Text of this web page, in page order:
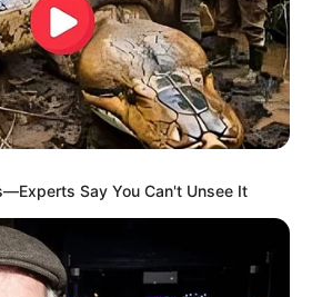
Say You Can't Unsee It